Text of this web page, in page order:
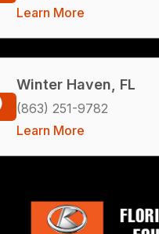
Learn More
Winter Haven, FL
(863) 251-9782
Learn More